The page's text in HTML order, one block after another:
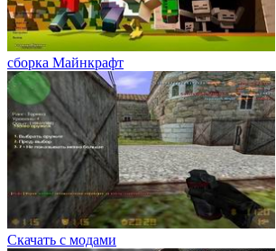
сборка Майнкрафт
Скачать с модами